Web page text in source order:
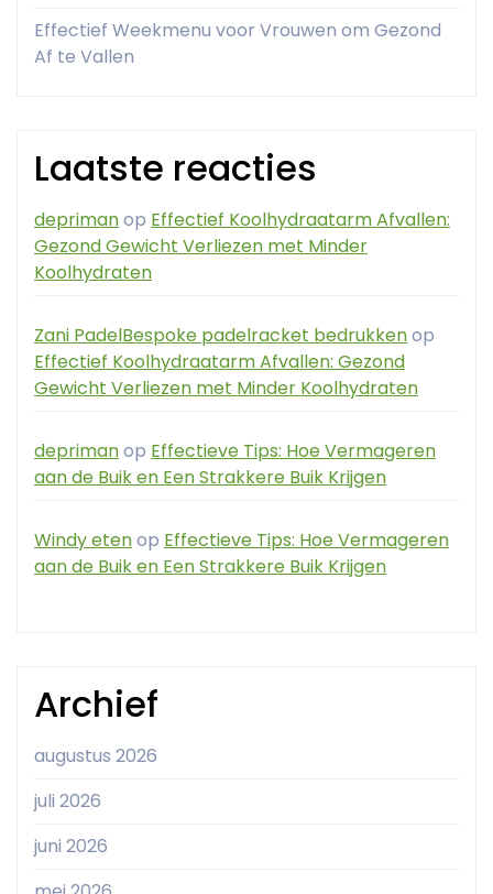
Effectief Weekmenu voor Vrouwen om Gezond
Af te Vallen
Laatste reacties
deprimanop Effectief Koolhydraatarm Afvallen:
Gezond Gewicht Verliezen met Minder
Koolhydraten
Zani PadelBespoke padelracket bedrukkenop
Effectief Koolhydraatarm Afvallen: Gezond
Gewicht Verliezen met Minder Koolhydraten
deprimanop Effectieve Tips: Hoe Vermageren
aan de Buik en Een Strakkere Buik Krijgen
Windy etenop Effectieve Tips: Hoe Vermageren
aan de Buik en Een Strakkere Buik Krijgen
Archief
augustus 2026
juli 2026
juni 2026